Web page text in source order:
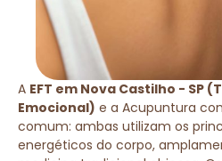
A EFT em Nova Castilho - SP
Emocional) e a Acupuntura
comum: ambas utilizam os
energéticos do corpo,